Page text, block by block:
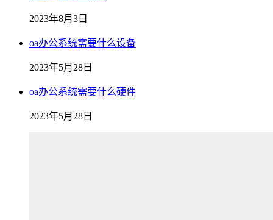
2023年8月3日
oa办公系统需要什么设备
2023年5月28日
oa办公系统需要什么硬件
2023年5月28日